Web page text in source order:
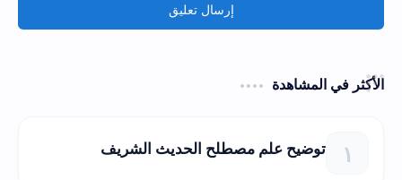
إرسال تعليق
الأكثر في المشاهدة
توضيح علم مصطلح الحديث الشريف